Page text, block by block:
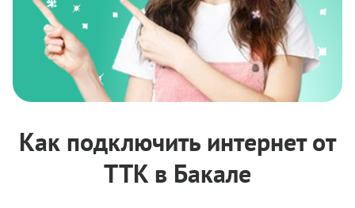
Как подключить интернет от
ТТК в Бакале